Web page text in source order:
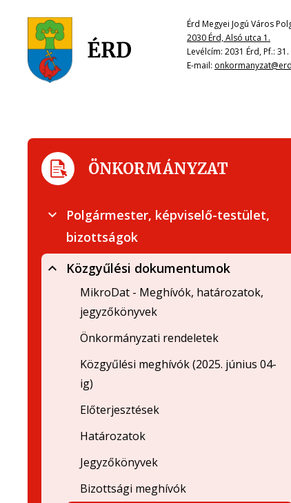
Érd Megyei Jogú Város
2030 Érd, Alsó utca 1.
Levélcím: 2031 Érd, Pf.: 31.
E-mail:
ÖNKORMÁNYZAT
Polgármester, képviselő-testület,
bizottságok
Közgyűlési dokumentumok
MikroDat - Meghívók, határozatok,
jegyzőkönyvek
Önkormányzati rendeletek
Közgyűlési meghívók (2025. június 04-
ig)
Előterjesztések
Határozatok
Jegyzőkönyvek
Bizottsági meghívók